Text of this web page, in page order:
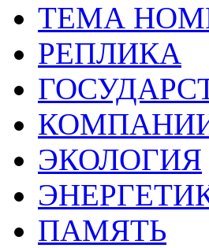
ТЕМА
РЕПЛИКА
ЭКОЛОГИЯ
ПАМЯТЬ